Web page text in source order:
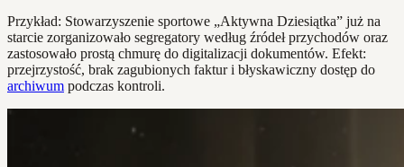
Przykład: Stowarzyszenie sportowe „Aktywna Dziesiątka” już na
starcie zorganizowało segregatory według źródeł przychodów oraz
zastosowało prostą chmurę do digitalizacji dokumentów. Efekt:
przejrzystość, brak zagubionych faktur i błyskawiczny dostęp do
archiwum podczas kontroli.